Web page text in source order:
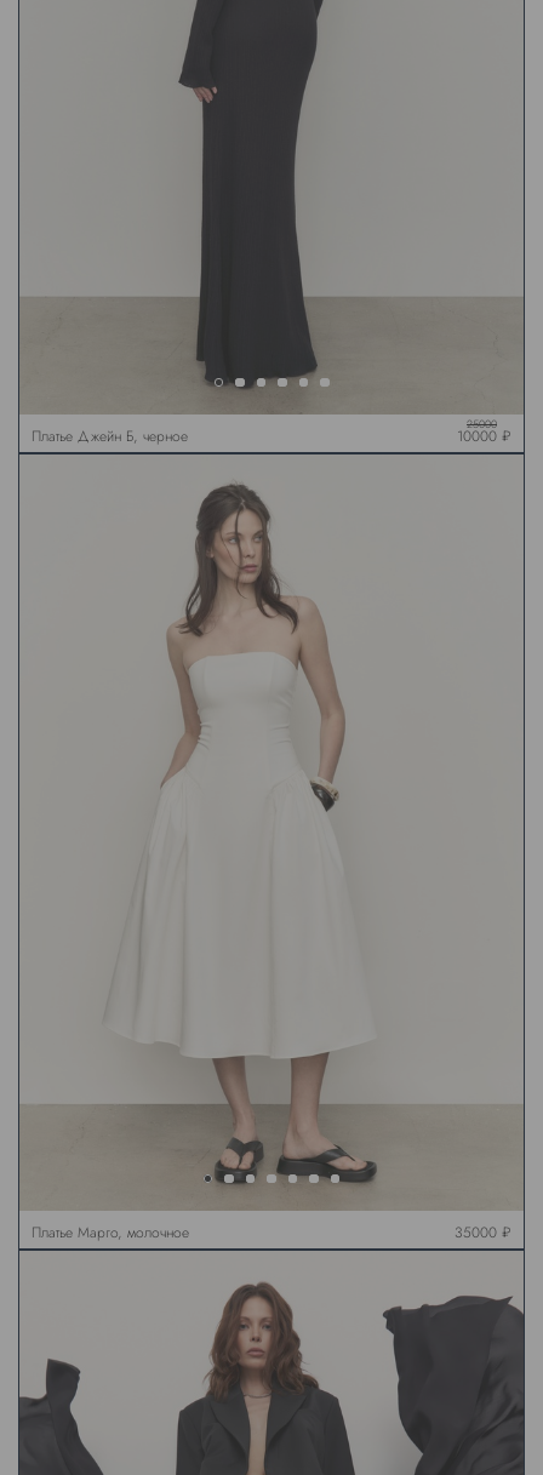
Платье Джейн Б, черное
25000
10000 ₽
Платье Марго, молочное 35000 ₽